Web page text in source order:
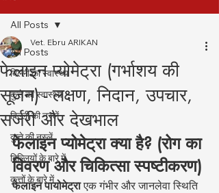
All Posts
बिल्ली का स्वास्थ्य
कुत्ते का स्वास्थ्य
बिल्ली की नस्लें
कुत्ते की नस्लें
बिल्लियों के बारे में
कुत्तों के बारे में
All Posts
फेलाइन प्योमेट्रा (गर्भाशय की
सूजन) - लक्षण, निदान, उपचार,
सर्जरी और देखभाल
Vet. Ebru ARIKAN
फेलाइन प्योमेट्रा क्या है? (रोग का
विवरण और चिकित्सा स्पष्टीकरण)
फेलाइन पायोमेट्रा एक गंभीर और जानलेवा स्थिति